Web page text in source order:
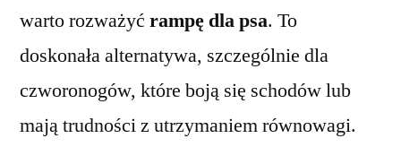
warto rozważyć rampę dla psa. To
doskonała alternatywa, szczególnie dla
czworonogów, które boją się schodów lub
mają trudności z utrzymaniem równowagi.